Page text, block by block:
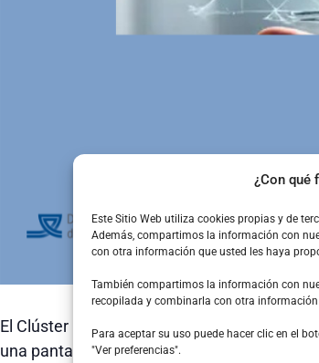
¿Con qué
Este Sitio Web utiliza cookies propias y de
Además, compartimos la información con
con otra información que usted les haya
También compartimos la información con
recopilada y combinarla con otra
Para aceptar su uso puede hacer clic en el
"Ver preferencias".
El Clúster Marítimo Naval de Cádiz
una pantalla para la proyección del vídeo